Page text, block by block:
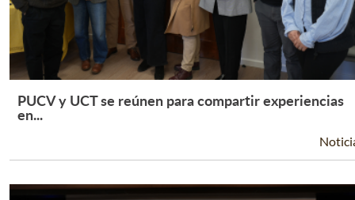
Leer Más +
PUCV y UCT se reúnen para compartir experiencias
en...